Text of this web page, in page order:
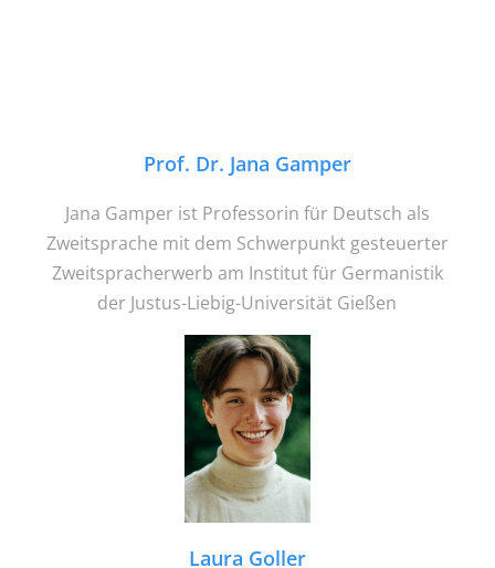
Prof. Dr. Jana Gamper
Jana Gamper ist Professorin für Deutsch als
Zweitsprache mit dem Schwerpunkt gesteuerter
Zweitspracherwerb am Institut für Germanistik
der Justus-Liebig-Universität Gießen
Laura Goller